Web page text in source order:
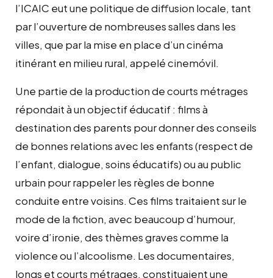
l’ICAIC eut une politique de diffusion locale, tant
par l’ouverture de nombreuses salles dans les
villes, que par la mise en place d’un cinéma
itinérant en milieu rural, appelé cinemóvil.
Une partie de la production de courts métrages
répondait à un objectif éducatif : films à
destination des parents pour donner des conseils
de bonnes relations avec les enfants (respect de
l’enfant, dialogue, soins éducatifs) ou au public
urbain pour rappeler les règles de bonne
conduite entre voisins. Ces films traitaient sur le
mode de la fiction, avec beaucoup d’humour,
voire d’ironie, des thèmes graves comme la
violence ou l’alcoolisme. Les documentaires,
longs et courts métrages, constituaient une